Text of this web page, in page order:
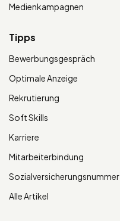
Medienkampagnen
Tipps
Bewerbungsgespräch
Optimale Anzeige
Rekrutierung
Soft Skills
Karriere
Mitarbeiterbindung
Sozialversicherungsnummer
Alle Artikel